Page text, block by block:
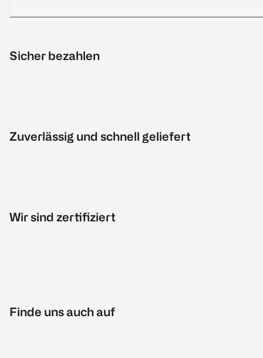
Sicher bezahlen
Zuverlässig und schnell geliefert
Wir sind zertifiziert
Finde uns auch auf